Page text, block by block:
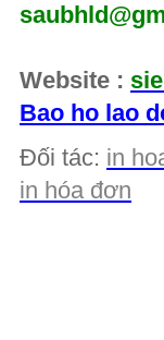
Website :
Bao ho lao
Đối tác: in
in hóa đơn